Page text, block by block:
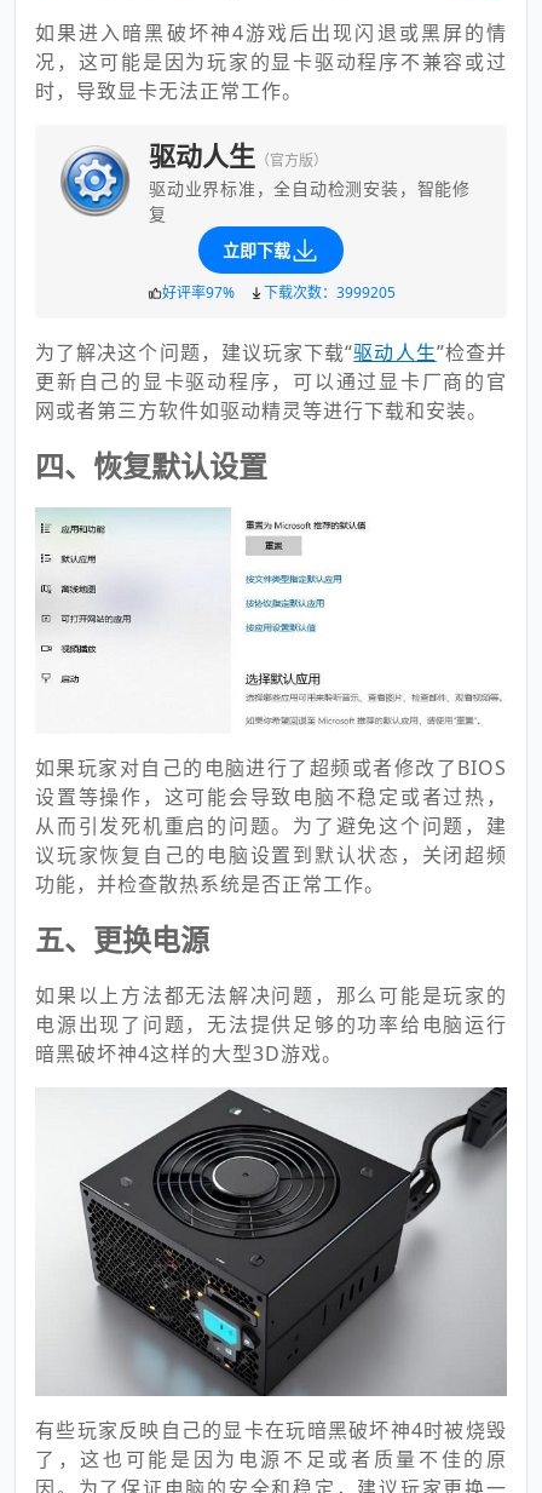
如果进入暗黑破坏神4游戏后出现闪退或黑屏的情
况，这可能是因为玩家的显卡驱动程序不兼容或过
时，导致显卡无法正常工作。
驱动人生 （官方版）
驱动业界标准，全自动检测安装，智能修
复
立即下载
好评率97% 下载次数：3999205
为了解决这个问题，建议玩家下载“驱动人生”检查并
更新自己的显卡驱动程序，可以通过显卡厂商的官
网或者第三方软件如驱动精灵等进行下载和安装。
四、恢复默认设置
如果玩家对自己的电脑进行了超频或者修改了BIOS
设置等操作，这可能会导致电脑不稳定或者过热，
从而引发死机重启的问题。为了避免这个问题，建
议玩家恢复自己的电脑设置到默认状态，关闭超频
功能，并检查散热系统是否正常工作。
五、更换电源
如果以上方法都无法解决问题，那么可能是玩家的
电源出现了问题，无法提供足够的功率给电脑运行
暗黑破坏神4这样的大型3D游戏。
有些玩家反映自己的显卡在玩暗黑破坏神4时被烧毁
了，这也可能是因为电源不足或者质量不佳的原